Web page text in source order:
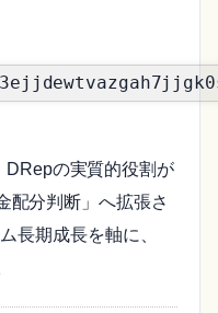
DRepの実質的役割が
配分判断」へ拡張さ
長期成長を軸に、